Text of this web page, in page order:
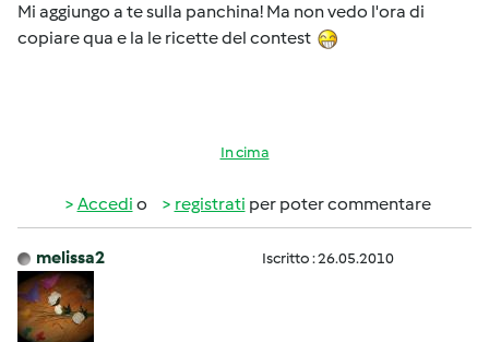
Mi aggiungo a te sulla panchina! Ma non vedo l'ora di
copiare qua e la le ricette del contest
In cima
Accedi o registrati per poter commentare
melissa2 Iscritto : 26.05.2010